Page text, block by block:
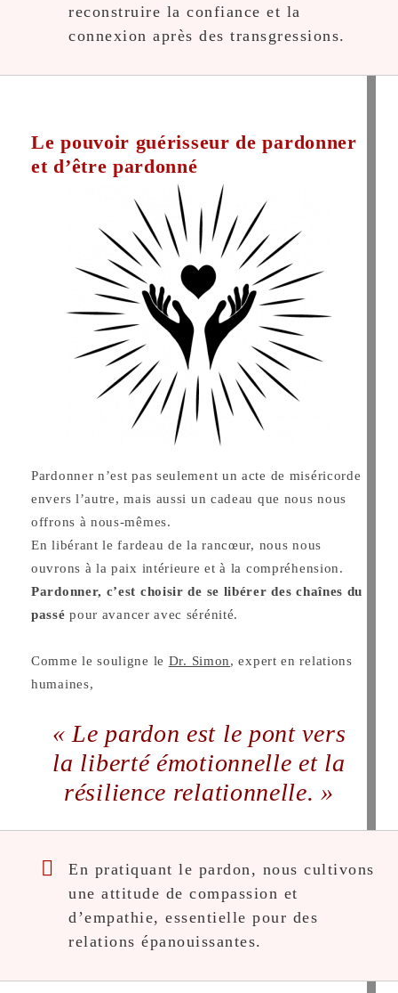
reconstruire la confiance et la
connexion après des transgressions.
Le pouvoir guérisseur de pardonner
et d’être pardonné
Pardonner n’est pas seulement un acte de miséricorde
envers l’autre, mais aussi un cadeau que nous nous
offrons à nous-mêmes.
En libérant le fardeau de la rancœur, nous nous
ouvrons à la paix intérieure et à la compréhension.
Pardonner, c’est choisir de se libérer des chaînes du
passé pour avancer avec sérénité.
Comme le souligne le Dr. Simon, expert en relations
humaines,
« Le pardon est le pont vers
la liberté émotionnelle et la
résilience relationnelle. »
En pratiquant le pardon, nous cultivons
une attitude de compassion et
d’empathie, essentielle pour des
relations épanouissantes.